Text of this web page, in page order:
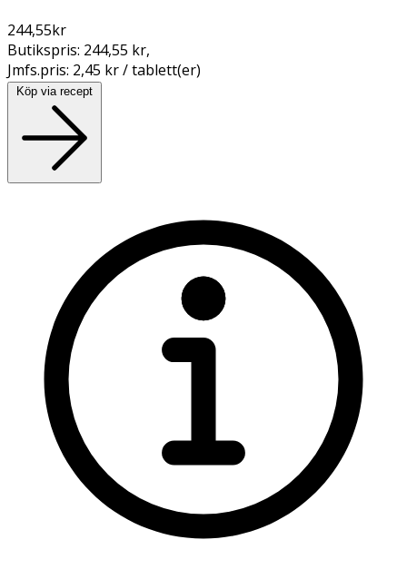
244,55kr
Butikspris: 244,55 kr,
Jmfs.pris: 2,45 kr / tablett(er)
Köp via recept